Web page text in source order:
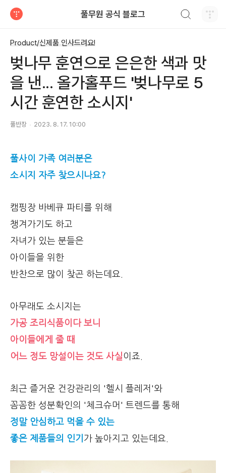
풀무원 공식 블로그
Product/신제품 인사드려요!
벚나무 훈연으로 은은한 색과 맛
을 낸... 올가홀푸드 '벚나무로 5
시간 훈연한 소시지'
풀반장 2023. 8. 17. 10:00
풀사이 가족 여러분은
소시지 자주 찾으시나요?
캠핑장 바베큐 파티를 위해
챙겨가기도 하고
자녀가 있는 분들은
아이들을 위한
반찬으로 많이 찾곤 하는데요.
아무래도 소시지는
가공 조리식품이다 보니
아이들에게 줄 때
어느 정도 망설이는 것도 사실이죠.
최근 즐거운 건강관리의 '헬시 플레저'와
꼼꼼한 성분확인의 '체크슈머' 트렌드를 통해
정말 안심하고 먹을 수 있는
좋은 제품들의 인기 가 높아지고 있는데요.